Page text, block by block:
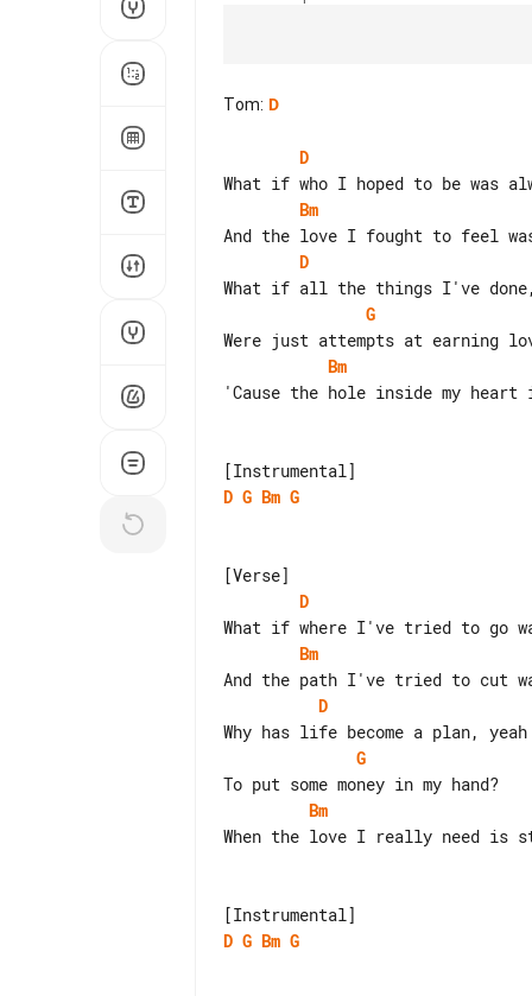
Tom: D
D
Bm
D
G
Bm
'Cause the hole inside my
D G Bm G
D
Bm
D
G
Bm
When the love I really need is
D G Bm G